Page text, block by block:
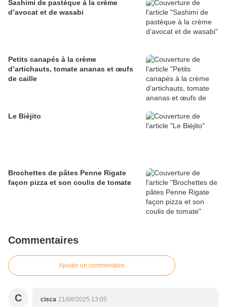
Sashimi de pastèque à la crème
d’avocat et de wasabi
Petits canapés à la crème
d’artichauts, tomate ananas et œufs
de caille
Le Bièjito
Brochettes de pâtes Penne Rigate
façon pizza et son coulis de tomate
Commentaires
Ajouter un commentaire
C cisca 21/08/2025 13:05